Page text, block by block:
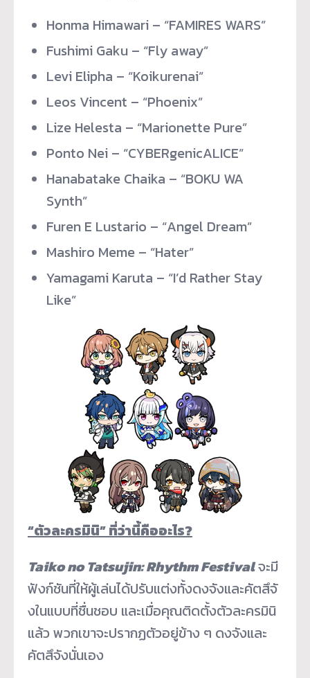
Honma Himawari – “FAMIRES WARS”
Fushimi Gaku – “Fly away”
Levi Elipha – “Koikurenai”
Leos Vincent – “Phoenix”
Lize Helesta – “Marionette Pure”
Ponto Nei – “CYBERgenicALICE”
Hanabatake Chaika – “BOKU WA
Synth”
Furen E Lustario – “Angel Dream”
Mashiro Meme – “Hater”
Yamagami Karuta – “I’d Rather Stay
Like”
“ตัวละครมินิ” ที่ว่านี้คืออะไร?
Taiko no Tatsujin: Rhythm Festivalจะมี
ฟังก์ชันที่ให้ผู้เล่นได้ปรับแต่งทั้งดงจังและคัตสึจั
งในแบบที่ชื่นชอบ และเมื่อคุณติดตั้งตัวละครมินิ
แล้ว พวกเขาจะปรากฏตัวอยู่ข้าง ๆ ดงจังและ
คัตสึจังนั่นเอง